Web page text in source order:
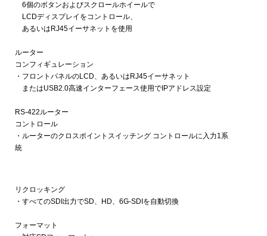
6個のボタンおよびスクロールホイールで
LCDディスプレイをコントロール、
あるいはRJ45イーサネットを使用
ルーター
コンフィギュレーション
・フロントパネルのLCD、あるいはRJ45イーサネット
またはUSB2.0高速インターフェース使用でIPアドレス設定
RS-422ルーター
コントロール
・ルーターのクロスポイントスイッチング コントロールに入力1系
統
リクロッキング
・すべてのSDI出力でSD、HD、6G-SDIを自動切換
フォーマット